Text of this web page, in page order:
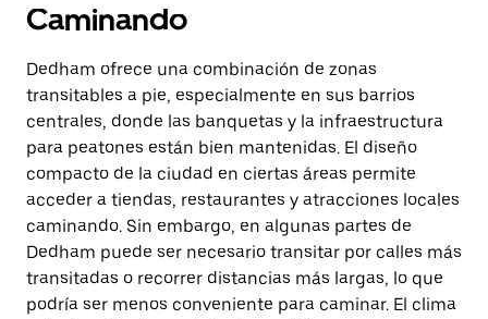
Caminando
Dedham ofrece una combinación de zonas
transitables a pie, especialmente en sus barrios
centrales, donde las banquetas y la infraestructura
para peatones están bien mantenidas. El diseño
compacto de la ciudad en ciertas áreas permite
acceder a tiendas, restaurantes y atracciones locales
caminando. Sin embargo, en algunas partes de
Dedham puede ser necesario transitar por calles más
transitadas o recorrer distancias más largas, lo que
podría ser menos conveniente para caminar. El clima